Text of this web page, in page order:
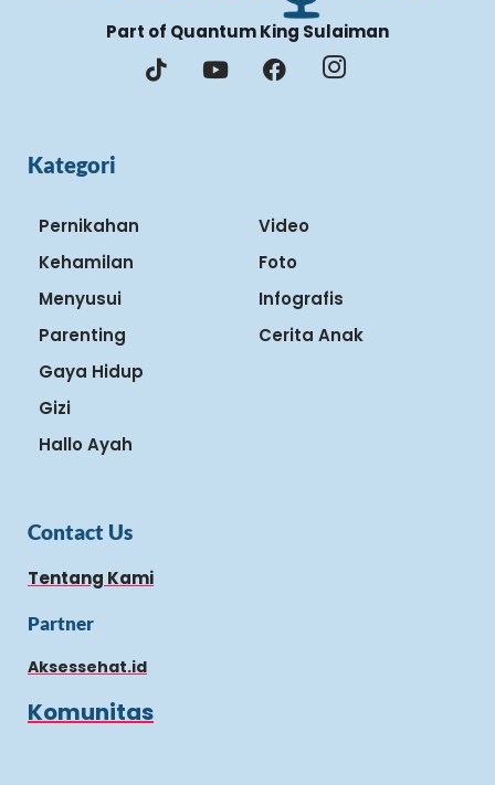
Part of Quantum King Sulaiman
Kategori
Pernikahan
Kehamilan
Menyusui
Parenting
Gaya Hidup
Gizi
Hallo Ayah
Video
Foto
Infografis
Cerita Anak
Contact Us
Tentang Kami
Partner
Aksessehat.id
Komunitas